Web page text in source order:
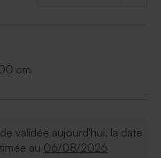
au laser
cm
validée aujourd'hui, la date
au 06/08/2026